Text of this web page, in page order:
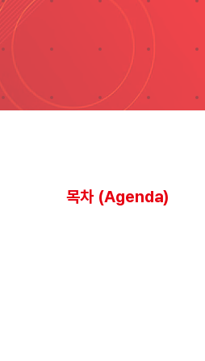
목차 (Agenda)